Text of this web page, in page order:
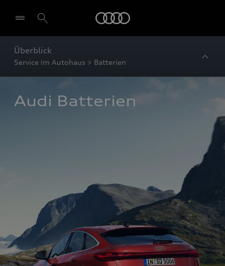
Überblick
Service im Autohaus > Batterien
Audi Batterien